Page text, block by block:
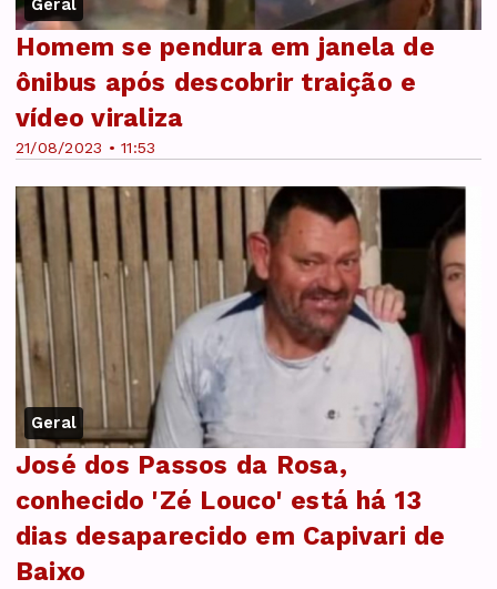
Geral
21/08/2023 • 11:53
Homem se pendura em janela de
ônibus após descobrir traição e
vídeo viraliza
Geral
José dos Passos da Rosa,
conhecido 'Zé Louco' está há 13
dias desaparecido em Capivari de
Baixo